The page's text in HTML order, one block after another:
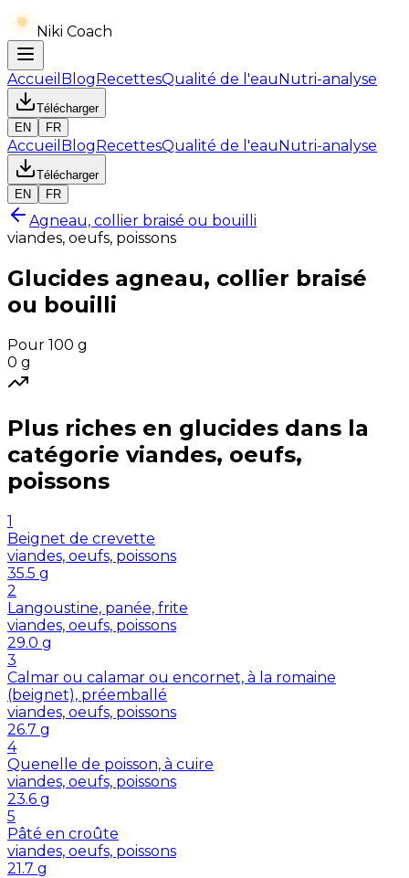
Niki Coach
Accueil BlogRecettesQualité de l'eauNutri-analyse
Télécharger
EN
FR
Accueil BlogRecettesQualité de l'eauNutri-analyse
Télécharger
EN
FR
Agneau, collier braisé ou bouilli
viandes, oeufs, poissons
Glucides agneau, collier braisé
ou bouilli
Pour 100 g
0 g
Plus riches en glucides dans la
catégorie viandes, oeufs,
poissons
1
Beignet de crevette
viandes, oeufs, poissons
35.5 g
2
Langoustine, panée, frite
viandes, oeufs, poissons
29.0 g
3
Calmar ou calamar ou encornet, à la romaine
(beignet), préemballé
viandes, oeufs, poissons
26.7 g
4
Quenelle de poisson, à cuire
viandes, oeufs, poissons
23.6 g
5
Pâté en croûte
viandes, oeufs, poissons
21.7 g